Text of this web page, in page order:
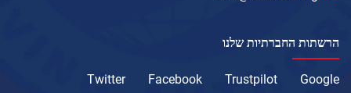
הרשתות החברתיות שלנו
Google
Trustpilot
Facebook
Twitter